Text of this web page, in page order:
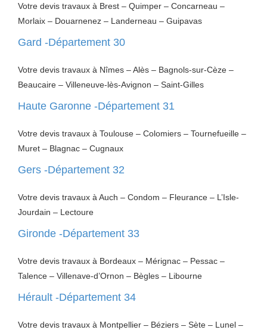
Votre devis travaux à Brest – Quimper – Concarneau –
Morlaix – Douarnenez – Landerneau – Guipavas
Gard -Département 30
Votre devis travaux à Nîmes – Alès – Bagnols-sur-Cèze –
Beaucaire – Villeneuve-lès-Avignon – Saint-Gilles
Haute Garonne -Département 31
Votre devis travaux à Toulouse – Colomiers – Tournefueille –
Muret – Blagnac – Cugnaux
Gers -Département 32
Votre devis travaux à Auch – Condom – Fleurance – L’Isle-
Jourdain – Lectoure
Gironde -Département 33
Votre devis travaux à Bordeaux – Mérignac – Pessac –
Talence – Villenave-d’Ornon – Bègles – Libourne
Hérault -Département 34
Votre devis travaux à Montpellier – Béziers – Sète – Lunel –